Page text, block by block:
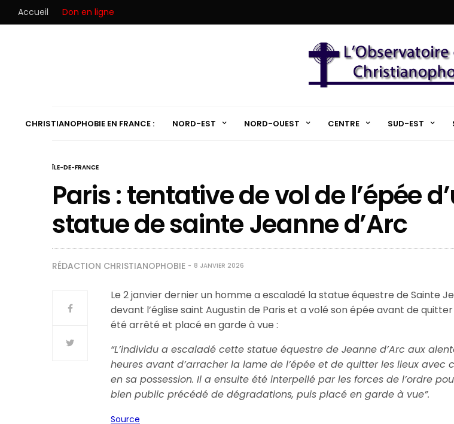
Accueil Don en ligne
CHRISTIANOPHOBIE EN FRANCE : NORD-EST NORD-OUEST CENTRE SUD-EST
ÎLE-DE-FRANCE
Paris : tentative de vol de l’épée
statue de sainte Jeanne d’Arc
RÉDACTION CHRISTIANOPHOBIE 8 JANVIER 2026
Le 2 janvier dernier un homme a escaladé la statue équestre de Sainte
devant l’église saint Augustin de Paris et a volé son épée avant de quitter
été arrêté et placé en garde à vue :
“L’individu a escaladé cette statue équestre de Jeanne d’Arc aux
heures avant d’arracher la lame de l’épée et de quitter les lieux avec
en sa possession. Il a ensuite été interpellé par les forces de l’ordre
bien public précédé de dégradations, puis placé en garde à vue”.
Source